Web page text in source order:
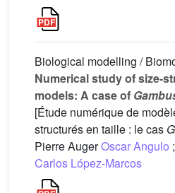
Biological modelling /
Numerical study of size-
models: A case of
[Étude numérique de
structurés en taille : le cas
Pierre AugerOscar Angulo ;
Carlos López-Marcos